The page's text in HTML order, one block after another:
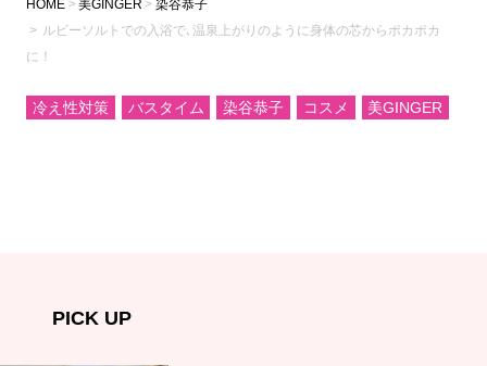
HOME 美GINGER
染谷恭子
ルビーソルトでの入浴で､温泉上がりのように身体の芯からポカポカ
に！
冷え性対策 バスタイム 染谷恭子 コスメ 美GINGER
PICK UP